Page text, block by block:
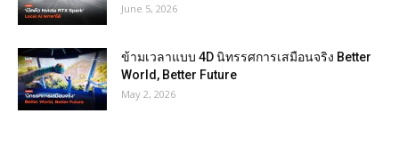
June 5, 2026
ข้ามเวลาแบบ 4D นิทรรศการเสมือนจริง Better
World, Better Future
May 2, 2026